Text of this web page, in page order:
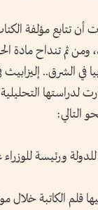
تتابع مؤلفة
ومن ثم تنداح مادة
الشرق.. إليزابيث في
لدراستها
التالي:
ورئيسة
يجوس فيها قلم